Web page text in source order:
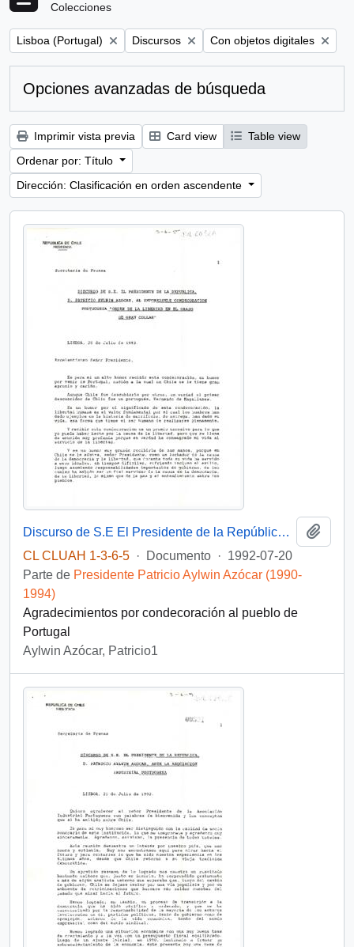
Colecciones
Remove filter:
Lisboa (Portugal) Remove filter:
Discursos Remove filter:
Con objetos digitales
Opciones avanzadas de búsqueda
Imprimir vista previa Card view
Table view
Ordenar por: Título
Dirección: Clasificación en orden ascendente
Discurso de S.E El Presidente de la República. D. Patricio Aylwin Azócar, al imponersele condecoración portuguesa "Orden de la libertad en el grado de gran collar"
CL CLUAH 1-3-6-5 · Documento · 1992-07-20
Parte de Presidente Patricio Aylwin Azócar (1990-
1994)
Agradecimientos por condecoración al pueblo de
Portugal
Aylwin Azócar, Patricio1